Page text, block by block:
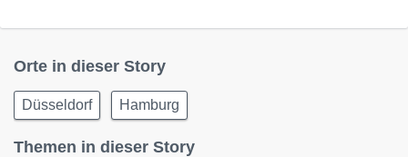
Orte in dieser Story
Düsseldorf Hamburg
Themen in dieser Story